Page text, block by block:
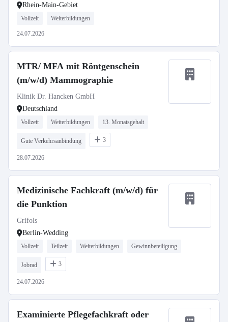
Rhein-Main-Gebiet
Vollzeit Weiterbildungen
24.07.2026
MTR/ MFA mit Röntgenschein
(m/w/d) Mammographie
Klinik Dr. Hancken GmbH
Deutschland
Vollzeit Weiterbildungen 13. Monatsgehalt
Gute Verkehrsanbindung 3
28.07.2026
Medizinische Fachkraft (m/w/d) für
die Punktion
Grifols
Berlin-Wedding
Vollzeit Teilzeit Weiterbildungen Gewinnbeteiligung
Jobrad 3
24.07.2026
Examinierte Pflegefachkraft oder